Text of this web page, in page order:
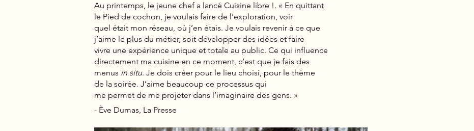
Au printemps, le jeune chef a lancé Cuisine libre !. « En quittant
le Pied de cochon, je voulais faire de l’exploration, voir
quel était mon réseau, où j’en étais. Je voulais revenir à ce que
j’aime le plus du métier, soit développer des idées et faire
vivre une expérience unique et totale au public. Ce qui influence
directement ma cuisine en ce moment, c’est que je fais des
menus in situ. Je dois créer pour le lieu choisi, pour le thème
de la soirée. J’aime beaucoup ce processus qui
me permet de me projeter dans l’imaginaire des gens. »
- Ève Dumas, La Presse